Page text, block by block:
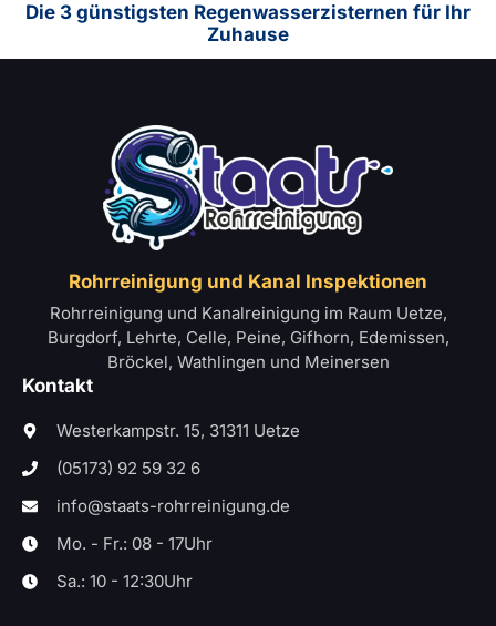
Die 3 günstigsten Regenwasserzisternen für Ihr
Zuhause
Rohrreinigung und Kanal Inspektionen
Rohrreinigung und Kanalreinigung im Raum Uetze,
Burgdorf, Lehrte, Celle, Peine, Gifhorn, Edemissen,
Bröckel, Wathlingen und Meinersen
Kontakt
Westerkampstr. 15, 31311 Uetze
(05173) 92 59 32 6
info@staats-rohrreinigung.de
Mo. - Fr.: 08 - 17Uhr
Sa.: 10 - 12:30Uhr